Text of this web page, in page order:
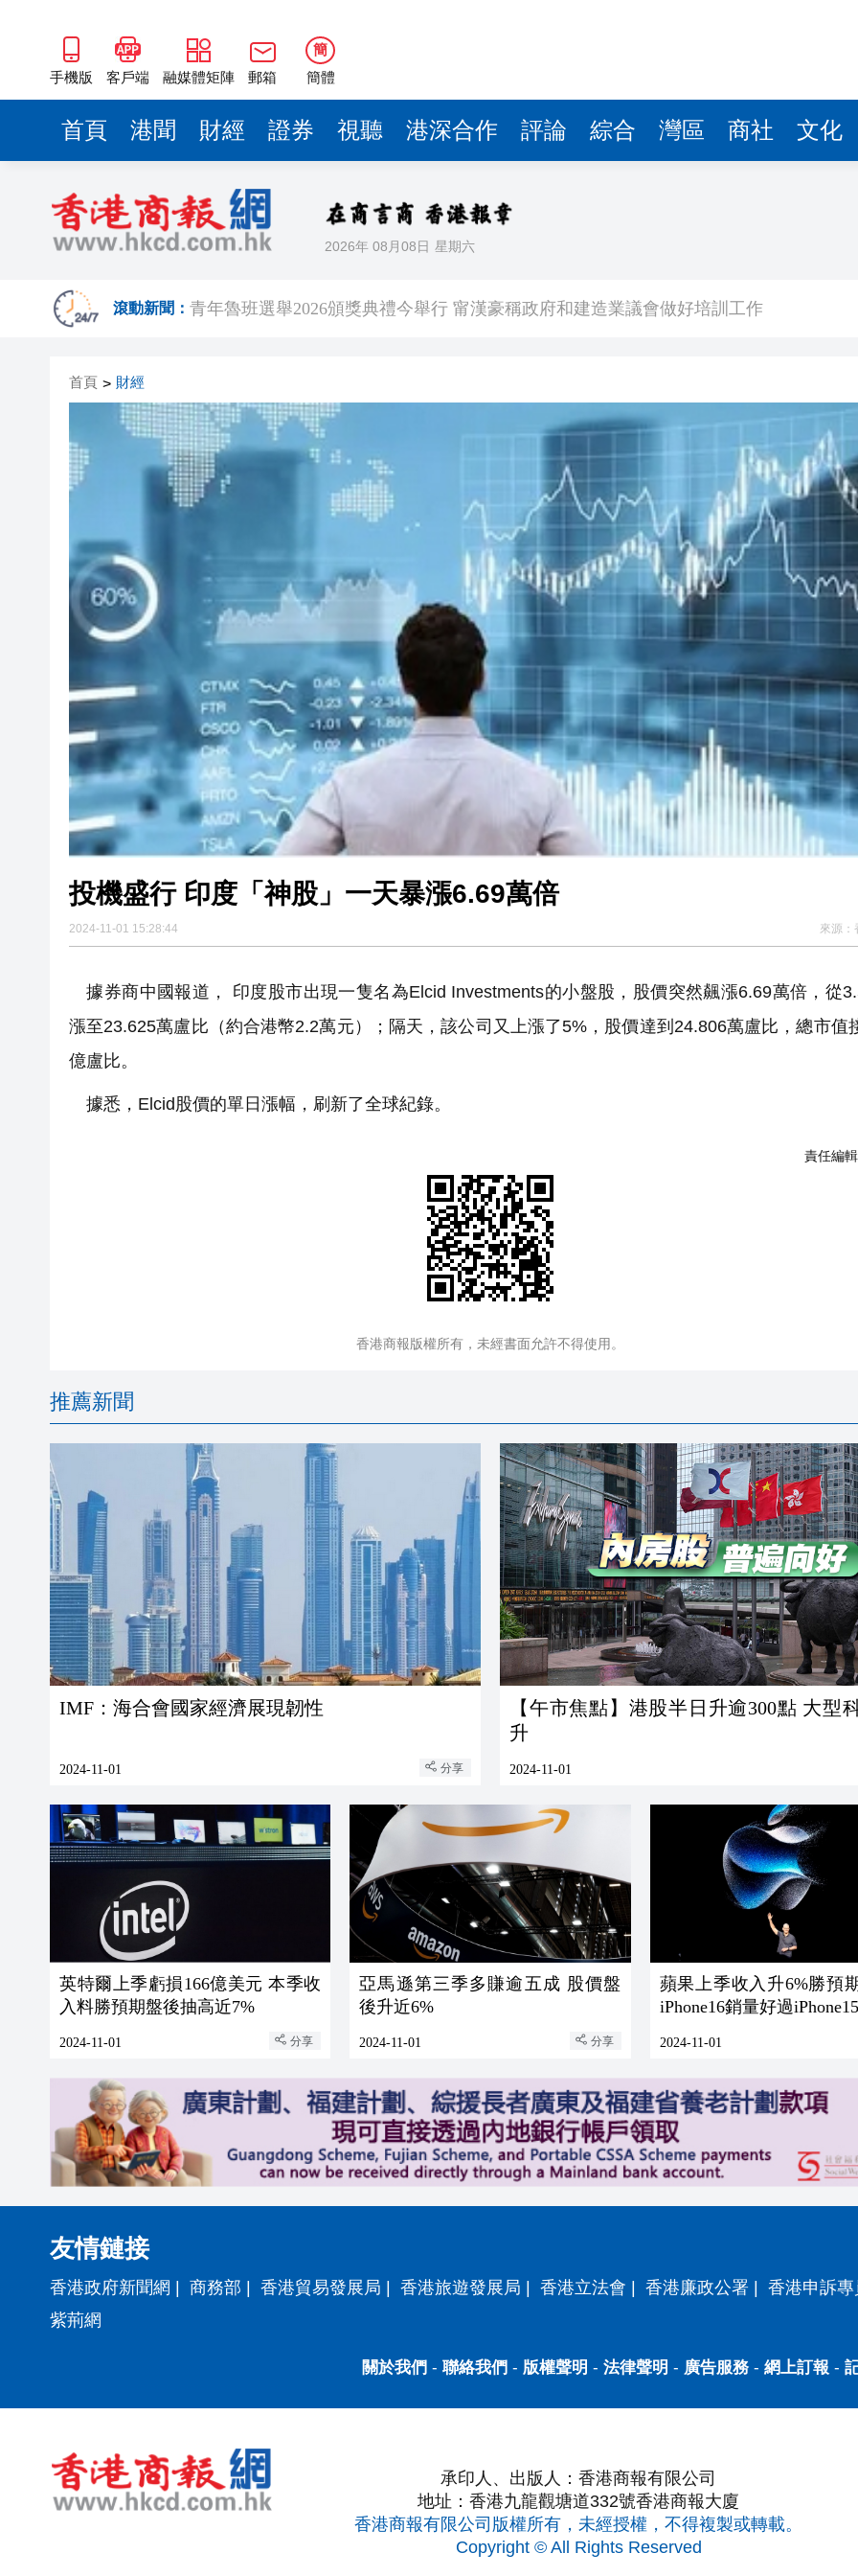
手機版 客戶端 融媒體矩陣 郵箱
簡
簡體
首頁 港聞 財經 證券 視聽 港深合作 評論 綜合 灣區 商社 文化
2026年 08月08日 星期六
滾動新聞：
商事調解大賽圓滿舉辦
逾百體育界精英齊聚青途研討會 建言獻策推動體育產業化
【財通AH】勤浩醫藥「回血」再次遞表港股！營收暴漲1786倍背後：資不抵債，9.9億
賭壓頂
美媒：馬斯克拒絕讓烏克蘭用「星鏈」打擊俄境內目標
有片丨粵車南下沉浸式體驗指南
美聯：今年首7個月二手公屋註冊量734宗 同比升22.1%
首頁 > 財經
投機盛行 印度「神股」一天暴漲6.69萬倍
2024-11-01 15:28:44 來源：
據券商中國報道， 印度股市出現一隻名為Elcid Investments的小盤股，股價突然飆漲6.69萬倍，從
漲至23.625萬盧比（約合港幣2.2萬元）；隔天，該公司又上漲了5%，股價達到24.806萬盧比，總市值
億盧比。
據悉，Elcid股價的單日漲幅，刷新了全球紀錄。
責任編
香港商報版權所有，未經書面允許不得使用。
推薦新聞
IMF：海合會國家經濟展現韌性
2024-11-01 分享
【午市焦點】港股半日升逾300點 大型
升
2024-11-01
英特爾上季虧損166億美元 本季收
入料勝預期盤後抽高近7%
2024-11-01 分享
亞馬遜第三季多賺逾五成 股價盤
後升近6%
2024-11-01 分享
蘋果上季收入升6%勝預
iPhone16銷量好過iPhone15
2024-11-01
友情鏈接
香港政府新聞網 | 商務部 | 香港貿易發展局 | 香港旅遊發展局 | 香港立法會 | 香港廉政公署 | 香港申訴
紫荊網
關於我們 - 聯絡我們 - 版權聲明 - 法律聲明 - 廣告服務- 網上訂報 -
承印人、出版人：香港商報有限公司
地址：香港九龍觀塘道332號香港商報大廈
香港商報有限公司版權所有，未經授權，不得複製或轉載。
Copyright © All Rights Reserved